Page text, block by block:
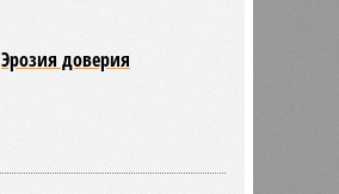
Эрозия доверия